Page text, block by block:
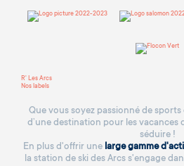
R' Les Arcs
Nos labels
Que vous soyez passionné de sports
d’une destination pour les vacances
séduire !
En plus d'offrir une large gamme
la station de ski des Arcs s'engage